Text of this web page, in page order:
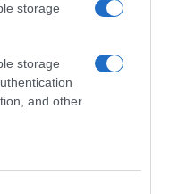
storage
storage
and other